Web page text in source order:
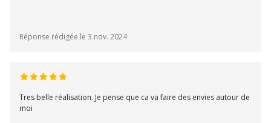
Réponse rédigée le 3 nov. 2024
Tres belle réalisation. Je pense que ca va faire des envies autour de
moi